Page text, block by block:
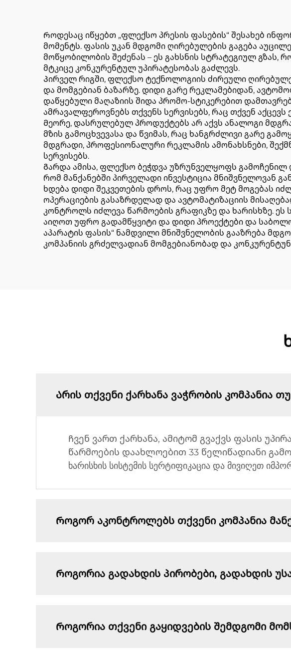
Როდესაც იწყებთ „ფლექსო პრესის ფასების“ შესახებ
მომენტს. ფასის უკან მდგომი ღირებულების გაგება
მოწყობილობის შეძენას – ეს გახსნის სტრატეგიულ გზას,
მტკიცე კონკურენტულ უპირატესობას გაძლევს.
Პირველ რიგში, ფლექსო ტექნოლოგიის ძირეული
და მომგებიან ბაზარზე. დიდი გარე რეკლამებიდან,
დაწყებული მაღაზიის შიდა პრომო-სტიკერებით
ამრავალფეროვნებს თქვენს სერვისებს, რაც თქვენ
Მეორე, დასრულებულ პროდუქტებს არ აქვს ანალოგი
მზის გამოცხვევასა და წვიმას, რაც ხანგრძლივი გარე
მდგრადი, პროფესიონალური რეკლამის ამონახსნები,
სერვისებს.
Გარდა ამისა, ფლექსო ბეჭდვა უზრუნველყოფს გამოჩენილ
რომ მანქანებში პირველადი ინვესტიცია მნიშვნელოვან
ხდება დიდი შეკვეთების დროს, რაც უფრო მეტ მოგებას
ოპერაციების გასაზრდელად და ავტომატიზაციის
კონტროლს იძლევა წარმოების გრაფიკზე და ხარისხზე.
აიღოთ უფრო გადამწყვიტი და დიდი პროექტები და
აპარატის ფასის“ ნამდვილი მნიშვნელობის გააზრება
კომპანიის გრძელვადიან მომგებიანობად და
Არის თქვენი ქარხანა ვაჭრობის კომპანია
Ჩვენ ვართ ქარხანა, ამიტომ გვაქვს ფასის
წარმოების დაახლოებით 33 წელიწადიანი
ხარისხის სისტემის სერტიფიკაცია და მივიღეთ
Როგორ აკონტროლებს თქვენი კომპანია
Როგორია გადახდის პირობები, გადახდის
Როგორია თქვენი გაყიდვების შემდგომი